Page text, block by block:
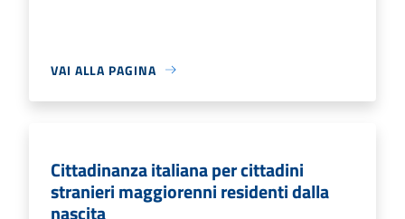
VAI ALLA PAGINA
Cittadinanza italiana per cittadini
stranieri maggiorenni residenti dalla
nascita